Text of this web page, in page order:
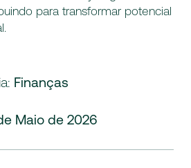
para transformar potencial
Finanças
Maio de 2026